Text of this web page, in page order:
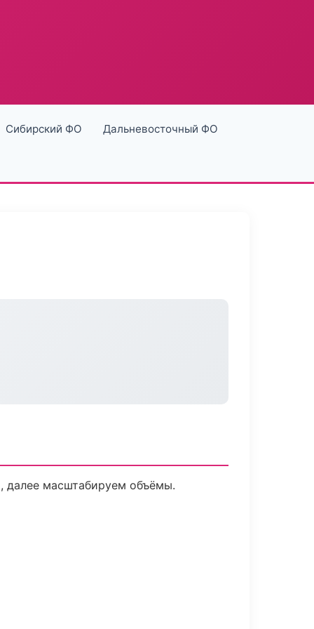
Сибирский ФО Дальневосточный ФО
далее масштабируем объёмы.